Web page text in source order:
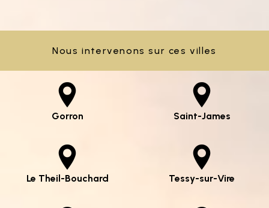
Nous intervenons sur ces villes
Gorron Saint-James
Le Theil-Bouchard Tessy-sur-Vire